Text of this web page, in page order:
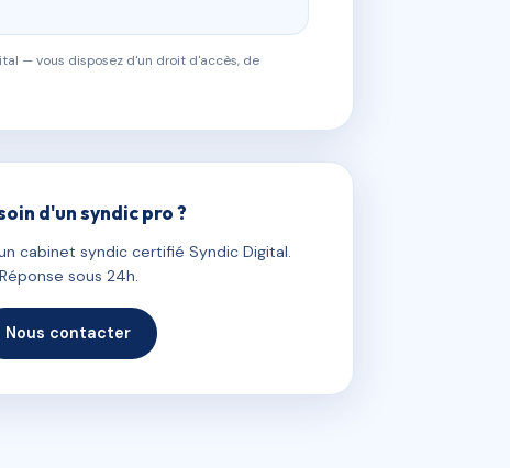
— vous disposez d'un droit d'accès, de
d'un syndic pro ?
cabinet syndic certifié Syndic Digital.
Réponse sous 24h.
Nous contacter